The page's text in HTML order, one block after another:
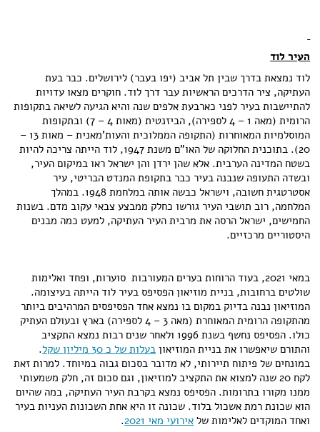
העיר לוד
לוד נמצאת בדרך שבין תל אביב (יפו בעבר) לירושלים. כבר בעת
העתיקה, ציר הדרכים הראשיות עבר דרך לוד. חוקרים מצאו עדויות
להתיישבות בעיר לפני כארבעת אלפים שנה והיא הגיעה לשיאה בתקופות
הרומית (מאה 1 – 4 לספירה), הביזנטית (מאות 4 – 7) ובתקופות
המוסלמיות המאוחרות (התקופה הממלוכית והעות'מאנית – מאות 13 –
20). בתוכנית החלוקה של האו"ם משנת 1947, לוד הייתה צריכה להיות
בשטח המדינה הערבית. אלא שהן ירדן והן ישראל ראו במיקום העיר,
ובשדה התעופה שנבנה בעיר כבר בתקופת המנדט הבריטי, עיר
אסטרטגית חשובה, וישראל כבשה אותה במלחמת 1948. במהלך
המלחמה, רוב תושבי העיר גורשו כחלק ממבצע צבאי עקוב מדם. בשנות
החמישים, ישראל הרסה את מרבית העיר העתיקה, למעט כמה מבנים
היסטוריים מרכזיים.
במאי 2021, בעוד הרוחות בערים המעורבות סוערות, ופחד ואלימות
שולטים ברחובות, בניית מוזיאון הפסיפס בעיר לוד הייתה בעיצומה.
המוזיאון נבנה בדיוק במקום בו נמצא אחד הפסיפסים המרהיבים ביותר
מהתקופה הרומית המאוחרת (מאה 3 – 4 לספירה) בארץ ובעולם העתיק
כולו. הפסיפס נחשף בשנת 1996 ולאחר שנים רבות נמצא התקציב
והתורם שיאפשרו את בניית המוזיאון בעלות של כ 30 מיליון שקל
.
במונחים של פיתוח תיירותי, לא מדובר בסכום גבוה במיוחד. למרות זאת
לקח 20 שנה למצוא את התקציב למוזיאון, וגם סכום זה, חלק משמעותי
ממנו מקורו בתרומות. הפסיפס נמצא בקרבת העיר העתיקה, במה שהיום
הוא שכונת רמת אשכול בלוד. שכונה זו היא אחת השכונות העניות בעיר
ואחד המוקדים לאלימות של אירועי מאי 2021 .